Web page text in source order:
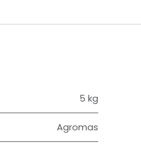
5 kg
Agromas